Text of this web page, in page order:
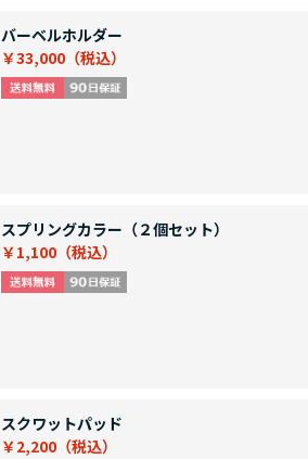
バーベルホルダー
￥33,000
スプリングカラー（２個セット）
￥1,100
スクワットパッド
￥2,200